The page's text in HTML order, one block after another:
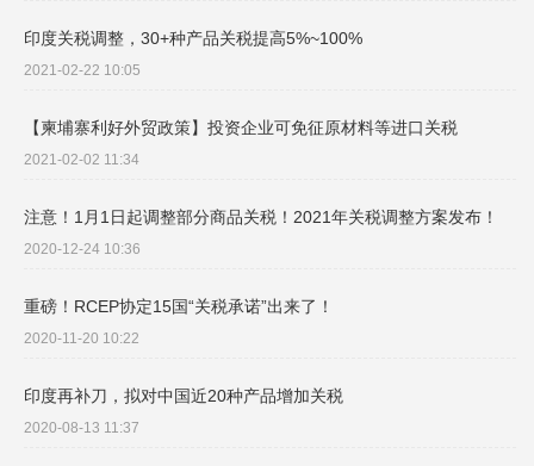
印度关税调整，30+种产品关税提高5%~100%
2021-02-22 10:05
【柬埔寨利好外贸政策】投资企业可免征原材料等进口关税
2021-02-02 11:34
注意！1月1日起调整部分商品关税！2021年关税调整方案发布！
2020-12-24 10:36
重磅！RCEP协定15国“关税承诺”出来了！
2020-11-20 10:22
印度再补刀，拟对中国近20种产品增加关税
2020-08-13 11:37